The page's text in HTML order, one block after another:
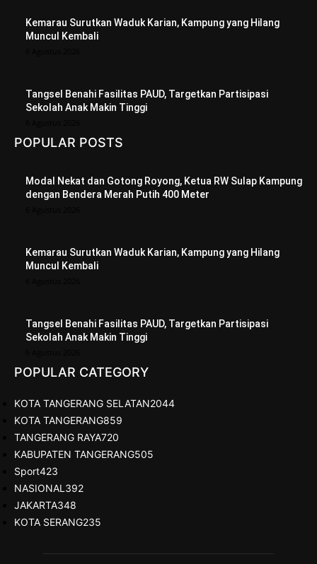
Kemarau Surutkan Waduk Karian, Kampung yang Hilang
Muncul Kembali
Tangsel Benahi Fasilitas PAUD, Targetkan Partisipasi
Sekolah Anak Makin Tinggi
POPULAR POSTS
Modal Nekat dan Gotong Royong, Ketua RW Sulap Kampung
dengan Bendera Merah Putih 400 Meter
Kemarau Surutkan Waduk Karian, Kampung yang Hilang
Muncul Kembali
Tangsel Benahi Fasilitas PAUD, Targetkan Partisipasi
Sekolah Anak Makin Tinggi
POPULAR CATEGORY
KOTA TANGERANG SELATAN2044
KOTA TANGERANG859
TANGERANG RAYA720
KABUPATEN TANGERANG505
Sport423
NASIONAL 392
JAKARTA348
KOTA SERANG235